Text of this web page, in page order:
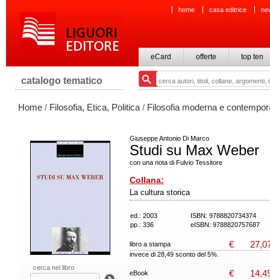
home casa editrice
eCard offerte top ten
catalogo tematico
Home / Filosofia, Etica, Politica / Filosofia moderna e
cerca nel libro
Giuseppe Antonio Di Marco
Studi su Max Weber
con una nota di Fulvio Tessitore
Collana:
La cultura storica
ed.: 2003
ISBN: 9788820734374
pp.: 336
eISBN: 9788820757687
libro a stampa €
invece di 28,49 sconto del 5%.
eBook €